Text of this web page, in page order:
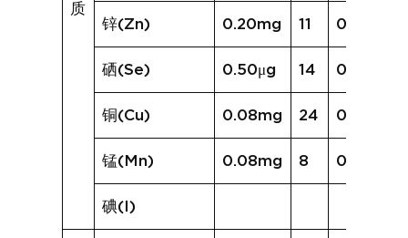
质
锌(Zn) 0.20mg 11 0.27mg
硒(Se) 0.50μg 14 0.77μg
铜(Cu) 0.08mg 24 0.53mg
锰(Mn) 0.08mg 8 0.07mg
碘(I)